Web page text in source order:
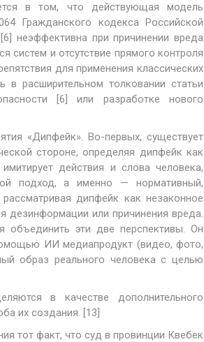
в том, что действующая модель
Гражданского кодекса Российской
неэффективна при причинении вреда
и отсутствие прямого контроля
для применения классических
расширительном толковании статьи
[6] или разработке нового
«Дипфейк». Во-первых, существует
стороне, определяя дипфейк как
действия и слова человека,
подход, а именно — нормативный,
дипфейк как незаконное
дезинформации или причинения вреда.
объединить эти две перспективы. Он
ИИ медиапродукт (видео, фото,
образ реального человека с целью
в качестве дополнительного
их создания. [13]
тот факт, что суд в провинции Квебек